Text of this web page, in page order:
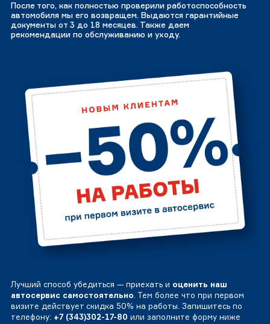
После того, как полностью проверили работоспособность
автомобиля мы его возвращем. Выдаются гарантийные
документы от 3 до 18 месяцев. Также даем
рекомендации по обслуживанию и уходу.
Лучший способ убедиться — приехать и оценить наш
автосервис самостоятельно. Тем более что при первом
визите действует скидка 50% на работы. Запишитесь по
телефону: +7 (343)302-17-80 или заполните форму ниже